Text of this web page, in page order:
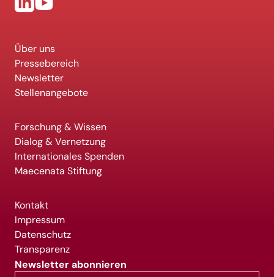
Über uns
Pressebereich
Newsletter
Stellenangebote
Forschung & Wissen
Dialog & Vernetzung
Internationales Spenden
Maecenata Stiftung
Kontakt
Impressum
Datenschutz
Transparenz
Newsletter abonnieren